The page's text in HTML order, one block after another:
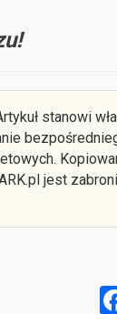
stanowi
jest